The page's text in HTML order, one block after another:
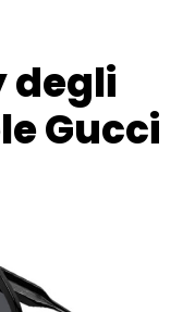
degli
Gucci